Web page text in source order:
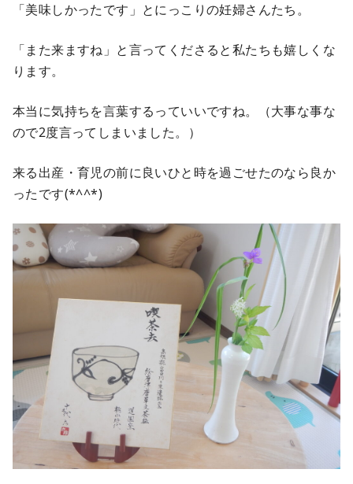
「美味しかったです」とにっこりの妊婦さんたち。
「また来ますね」と言ってくださると私たちも嬉しくな
ります。
本当に気持ちを言葉するっていいですね。（大事な事な
ので2度言ってしまいました。）
来る出産・育児の前に良いひと時を過ごせたのなら良か
ったです(*^^*)